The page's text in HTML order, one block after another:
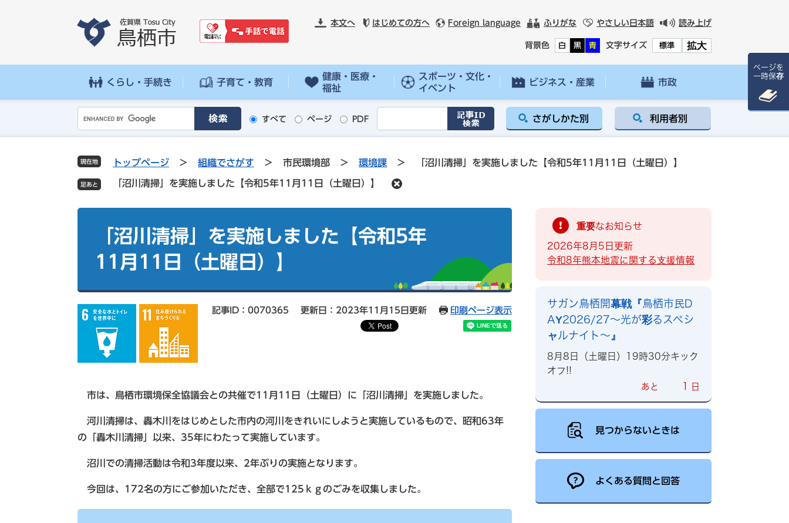
先
を
本文へ はじめての方へ Foreign language ふりがな やさしい日本語 読み上げ
背景色 白 黒 青 文字サイズ 標準 拡大
くらし・手続き 子育て・教育
健康・医療・
福祉
スポーツ・文化・
イベント
ビジネス・産業 市政
o
g
l
e
ス
すべて ページ PDF さがしかた別 利用者別
現在地 トップページ > 組織でさがす > 市民環境部 > 環境課 > 「沼川清掃」を実施しました【令和5年11月11日（土曜日）】
「沼川清掃」を実施しました【令和5年11月11日（土曜日）】
「沼川清掃」を実施しました【令和5年
11月11日（土曜日）】
記事ID：0070365 更新日：2023年11月15日更新 印刷ページ表示
市は、鳥栖市環境保全協議会との共催で11月11日（土曜日）に「沼川清掃」を実施しました。
河川清掃は、轟木川をはじめとした市内の河川をきれいにしようと実施しているもので、昭和63年
の「轟木川清掃」以来、35年にわたって実施しています。
沼川での清掃活動は令和3年度以来、2年ぶりの実施となります。
今回は、172名の方にご参加いただき、全部で125ｋｇのごみを収集しました。
重要なお知らせ
2026年8月5日更新
令和8年熊本地震に関する支援情報
サガン鳥栖開幕戦『鳥栖市民D
AY2026/27～光が彩るスペシ
ャルナイト～』
8月8日（土曜日）19時30分キック
オフ!!
あと 1 日
見つからないときは
よくある質問と回答
ページを
一時保存